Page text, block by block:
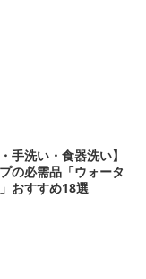
手洗い・食器洗い】
の必需品「ウォータ
おすすめ18選